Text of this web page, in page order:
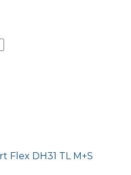
Flex DH31 TL M+S